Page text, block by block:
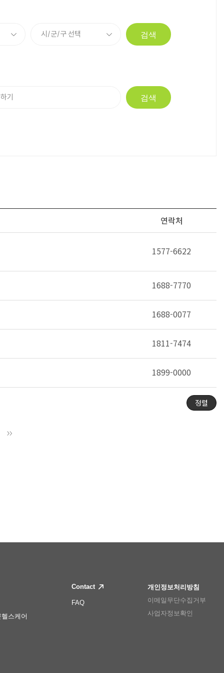
검색
검색
연락처
1577-6622
1688-7770
1688-0077
1811-7474
1899-0000
정렬
스케어
Contact
FAQ
개인정보처리방침
이메일무단수집거부
사업자정보확인